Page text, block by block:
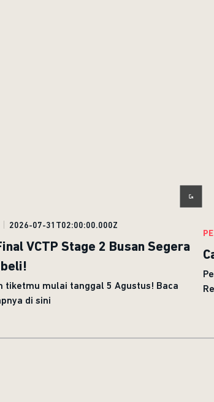
2026-07-31T02:00:00.000Z
VCTP Stage 2 Busan Segera
tiketmu mulai tanggal 5 Agustus! Baca
di sini